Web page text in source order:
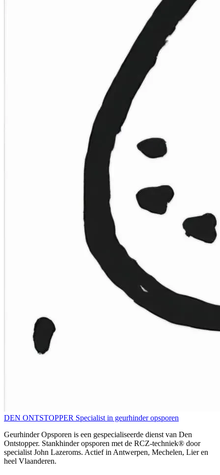
DEN ONTSTOPPER Specialist in geurhinder opsporen
Geurhinder Opsporen is een gespecialiseerde dienst van Den
Ontstopper. Stankhinder opsporen met de RCZ-techniek® door
specialist John Lazeroms. Actief in Antwerpen, Mechelen, Lier en
heel Vlaanderen.